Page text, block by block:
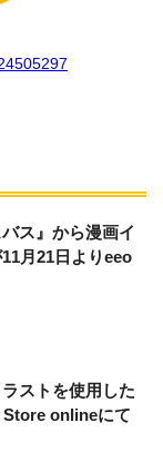
ス』から漫画イ
月21日よりeeo
ストを使用した
Store onlineにて